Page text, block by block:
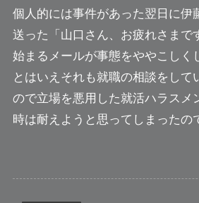
個人的には事件があった翌日に伊
送った
「山口さん、お疲れさまで
始まるメールが事態をややこしく
とはいえそれも就職の相談をして
ので立場を悪用した就活ハラスメ
時は耐えようと思ってしまったの